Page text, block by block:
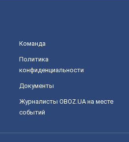
Команда
Политика
конфиденциальности
Документы
Журналисты OBOZ.UA на месте
событий